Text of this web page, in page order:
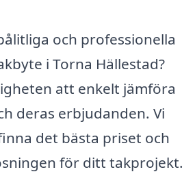
och professionella
i Torna Hällestad?
att enkelt jämföra
deras erbjudanden. Vi
det bästa priset och
för ditt takprojekt.